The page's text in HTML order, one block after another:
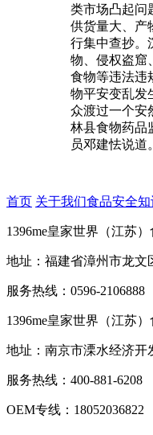
类市场凸起问
供货量大、产
行集中查抄。
物、侵权盗窟
食物等违法违
物平安变乱发
众渡过一个安
林县食物药品
员邓建怯说道。
首页 关于我们食品安全知
1396me皇家世界（江苏
地址：福建省漳州市龙文
服务热线：0596-2106888
1396me皇家世界（江苏
地址：南京市溧水经济开
服务热线：400-881-6208
OEM专线：18052036822